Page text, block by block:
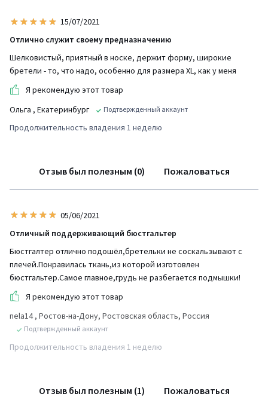
15/07/2021
Отлично служит своему предназначению
Шелковистый, приятный в носке, держит форму, широкие
бретели - то, что надо, особенно для размера XL, как у меня
Я рекомендую этот товар
Ольга , Екатеринбург Подтвержденный аккаунт
Продолжительность владения 1 неделю
Отзыв был полезным (0) Пожаловаться
05/06/2021
Отличный поддерживающий бюстгальтер
Бюстгалтер отлично подошёл,бретельки не соскальзывают с
плечей.Понравилась ткань,из которой изготовлен
бюстгальтер.Самое главное,грудь не разбегается подмышки!
Я рекомендую этот товар
nela14, Ростов-на-Дону, Ростовская область, Россия
Подтвержденный аккаунт
Продолжительность владения 1 неделю
Отзыв был полезным (1) Пожаловаться